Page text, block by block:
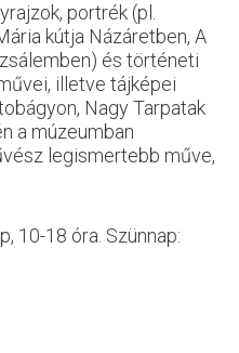
portrék (pl.
kútja Názáretben, A
és történeti
illetve tájképei
Nagy Tarpatak
a múzeumban
legismertebb műve,
10-18 óra. Szünnap: